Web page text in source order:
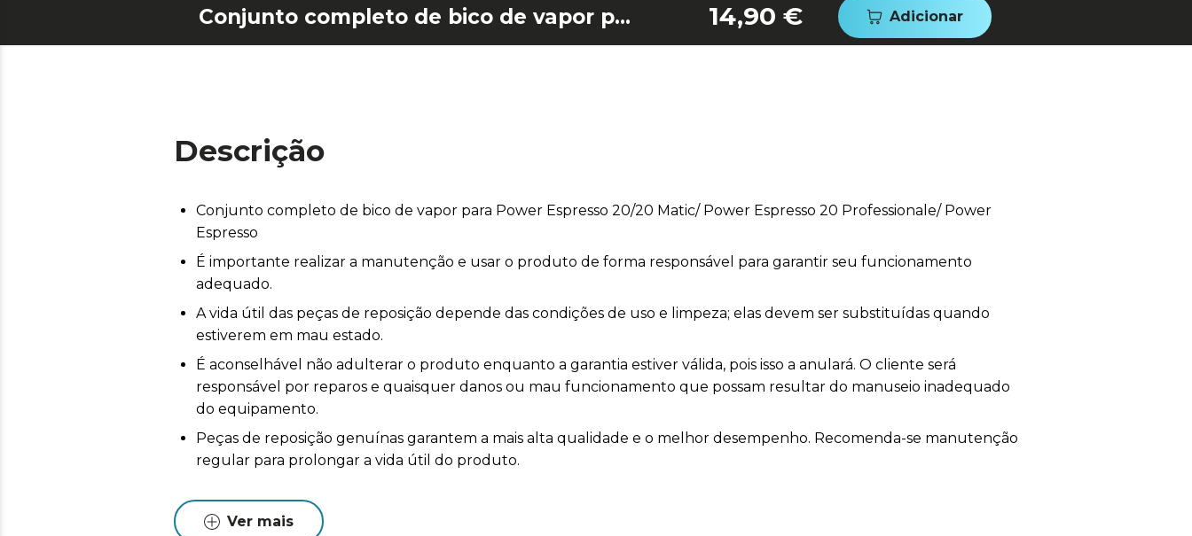
Conjunto completo de bico de vapor para Power Espresso 20/20 Matic/ Power Espresso 20 Professionale/ Power Espresso 14,90 € Adicionar
Descrição
Conjunto completo de bico de vapor para Power Espresso 20/20 Matic/ Power Espresso 20 Professionale/ Power
Espresso
É importante realizar a manutenção e usar o produto de forma responsável para garantir seu funcionamento
adequado.
A vida útil das peças de reposição depende das condições de uso e limpeza; elas devem ser substituídas quando
estiverem em mau estado.
É aconselhável não adulterar o produto enquanto a garantia estiver válida, pois isso a anulará. O cliente será
responsável por reparos e quaisquer danos ou mau funcionamento que possam resultar do manuseio inadequado
do equipamento.
Peças de reposição genuínas garantem a mais alta qualidade e o melhor desempenho. Recomenda-se manutenção
regular para prolongar a vida útil do produto.
Ver mais